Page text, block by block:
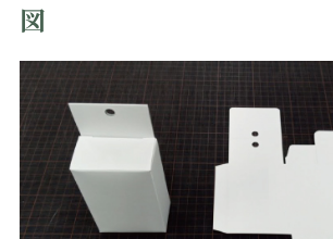
図